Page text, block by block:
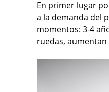
En primer lugar
a la demanda del
momentos: 3-4
ruedas,